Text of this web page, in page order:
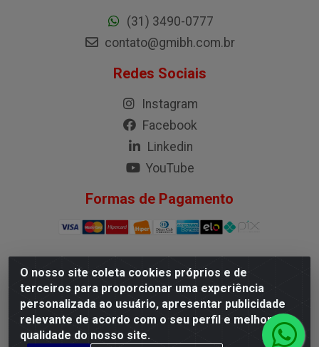
O nosso site coleta cookies próprios e de
terceiros para proporcionar uma experiência
personalizada ao usuário, apresentar publicidade
relevante de acordo com o seu perfil e melhorar a
qualidade do nosso site.
(31) 3490-0777
contato@gmibh.com.br
Redes Sociais
Instagram
Facebook
Linkedin
YouTube
Formas de Pagamento
G.M.I. Distribuidora LTDA - Rua Conselheiro Pena, 50 -
Santa Branca, Belo Horizonte/MG - CEP 31.710-150 -
CNPJ 04.098.359/0001-02